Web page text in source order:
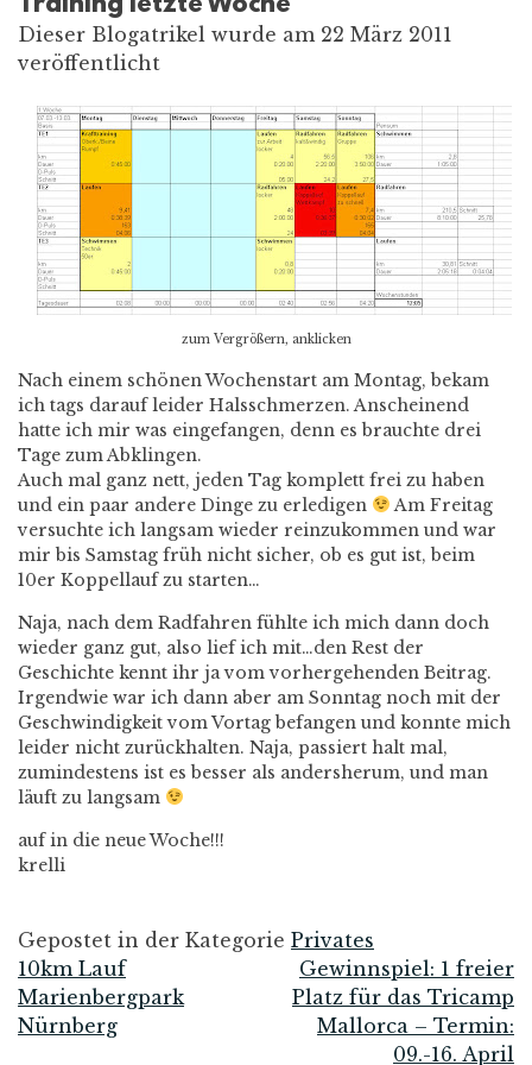
Dieser Blogatrikel wurde am 22 März 2011
veröffentlicht
zum Vergrößern, anklicken
Nach einem schönen Wochenstart am Montag, bekam
ich tags darauf leider Halsschmerzen. Anscheinend
hatte ich mir was eingefangen, denn es brauchte drei
Tage zum Abklingen.
Auch mal ganz nett, jeden Tag komplett frei zu haben
und ein paar andere Dinge zu erledigen
Am Freitag
versuchte ich langsam wieder reinzukommen und war
mir bis Samstag früh nicht sicher, ob es gut ist, beim
10er Koppellauf zu starten…
Naja, nach dem Radfahren fühlte ich mich dann doch
wieder ganz gut, also lief ich mit…den Rest der
Geschichte kennt ihr ja vom vorhergehenden Beitrag.
Irgendwie war ich dann aber am Sonntag noch mit der
Geschwindigkeit vom Vortag befangen und konnte mich
leider nicht zurückhalten. Naja, passiert halt mal,
zumindestens ist es besser als andersherum, und man
läuft zu langsam
auf in die neue Woche!!!
krelli
Gepostet in der Kategorie Privates
Beitrags-
Navigation
10km Lauf
Marienbergpark
Nürnberg
Gewinnspiel: 1 freier
Platz für das Tricamp
Mallorca – Termin:
09.-16. April